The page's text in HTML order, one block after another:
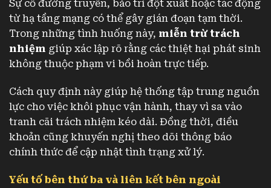
Sự cố đường truyền, bảo trì đột xuất hoặc tác động
từ hạ tầng mạng có thể gây gián đoạn tạm thời.
Trong những tình huống này, miễn trừ trách
nhiệm giúp xác lập rõ rằng các thiệt hại phát sinh
không thuộc phạm vi bồi hoàn trực tiếp.
Cách quy định này giúp hệ thống tập trung nguồn
lực cho việc khôi phục vận hành, thay vì sa vào
tranh cãi trách nhiệm kéo dài. Đồng thời, điều
khoản cũng khuyến nghị theo dõi thông báo
chính thức để cập nhật tình trạng xử lý.
Yếu tố bên thứ ba và liên kết bên ngoài